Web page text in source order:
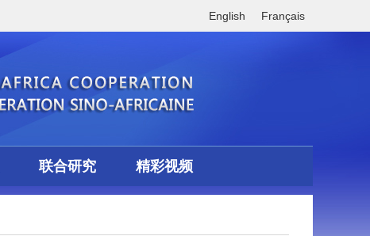
English Français
联合研究 精彩视频